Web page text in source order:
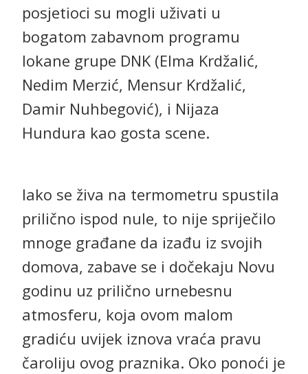
posjetioci su mogli uživati u
bogatom zabavnom programu
lokane grupe DNK (Elma Krdžalić,
Nedim Merzić, Mensur Krdžalić,
Damir Nuhbegović), i Nijaza
Hundura kao gosta scene.
Iako se živa na termometru spustila
prilično ispod nule, to nije spriječilo
mnoge građane da izađu iz svojih
domova, zabave se i dočekaju Novu
godinu uz prilično urnebesnu
atmosferu, koja ovom malom
gradiću uvijek iznova vraća pravu
čaroliju ovog praznika. Oko ponoći je